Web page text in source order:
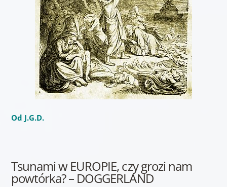
Od J.G.D.
Tsunami w EUROPIE, czy grozi nam
powtórka? – DOGGERLAND